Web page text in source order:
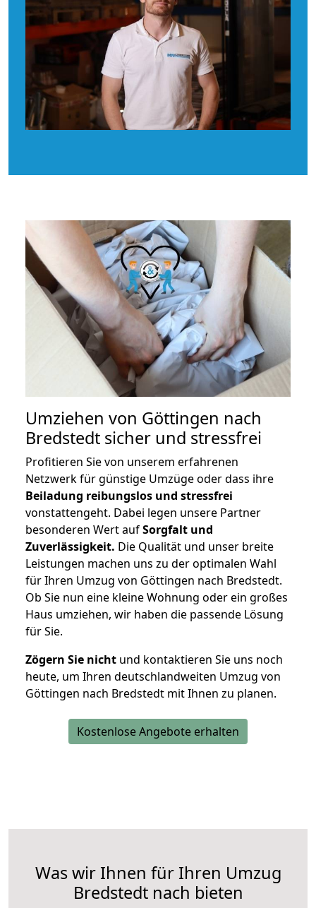
Umziehen von Göttingen nach
Bredstedt sicher und stressfrei
Profitieren Sie von unserem erfahrenen
Netzwerk für günstige Umzüge oder dass ihre
Beiladung reibungslos und stressfrei
vonstattengeht. Dabei legen unsere Partner
besonderen Wert aufSorgfalt und
Zuverlässigkeit. Die Qualität und unser breite
Leistungen machen uns zu der optimalen Wahl
für Ihren Umzug von Göttingen nach Bredstedt.
Ob Sie nun eine kleine Wohnung oder ein großes
Haus umziehen, wir haben die passende Lösung
für Sie.
Zögern Sie nicht und kontaktieren Sie uns noch
heute, um Ihren deutschlandweiten Umzug von
Göttingen nach Bredstedt mit Ihnen zu planen.
Kostenlose Angebote erhalten
Was wir Ihnen für Ihren Umzug
Bredstedt nach bieten